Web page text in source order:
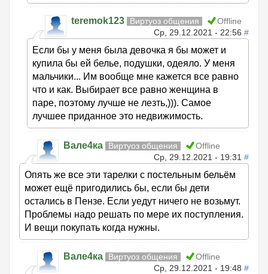
teremok123 Виртуоз общения
Offline
Ср, 29.12.2021 - 22:56 #
Если бы у меня была девочка я бы может и
купила бы ей белье, подушки, одеяло. У меня
мальчики... Им вообще мне кажется все равно
что и как. Выбирает все равно женщина в
паре, поэтому лучше не лезть,))). Самое
лучшее приданное это недвижимость.
Вале4ка Виртуоз общения
Offline
Ср, 29.12.2021 - 19:31 #
Опять же все эти тарелки с постельным бельём
может ещё пригодились бы, если бы дети
остались в Пензе. Если уедут ничего не возьмут.
Проблемы надо решать по мере их поступления.
И вещи покупать когда нужны.
Вале4ка Виртуоз общения
Offline
Ср, 29.12.2021 - 19:48 #